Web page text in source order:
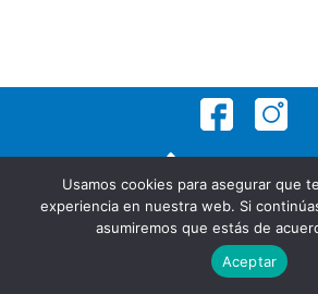
442 419 5817 Ext.
442 718 7729
Copyright © Roadline 2023 | by
Usamos cookies para asegurar que
experiencia en nuestra web. Si
asumiremos que estás de
Aceptar